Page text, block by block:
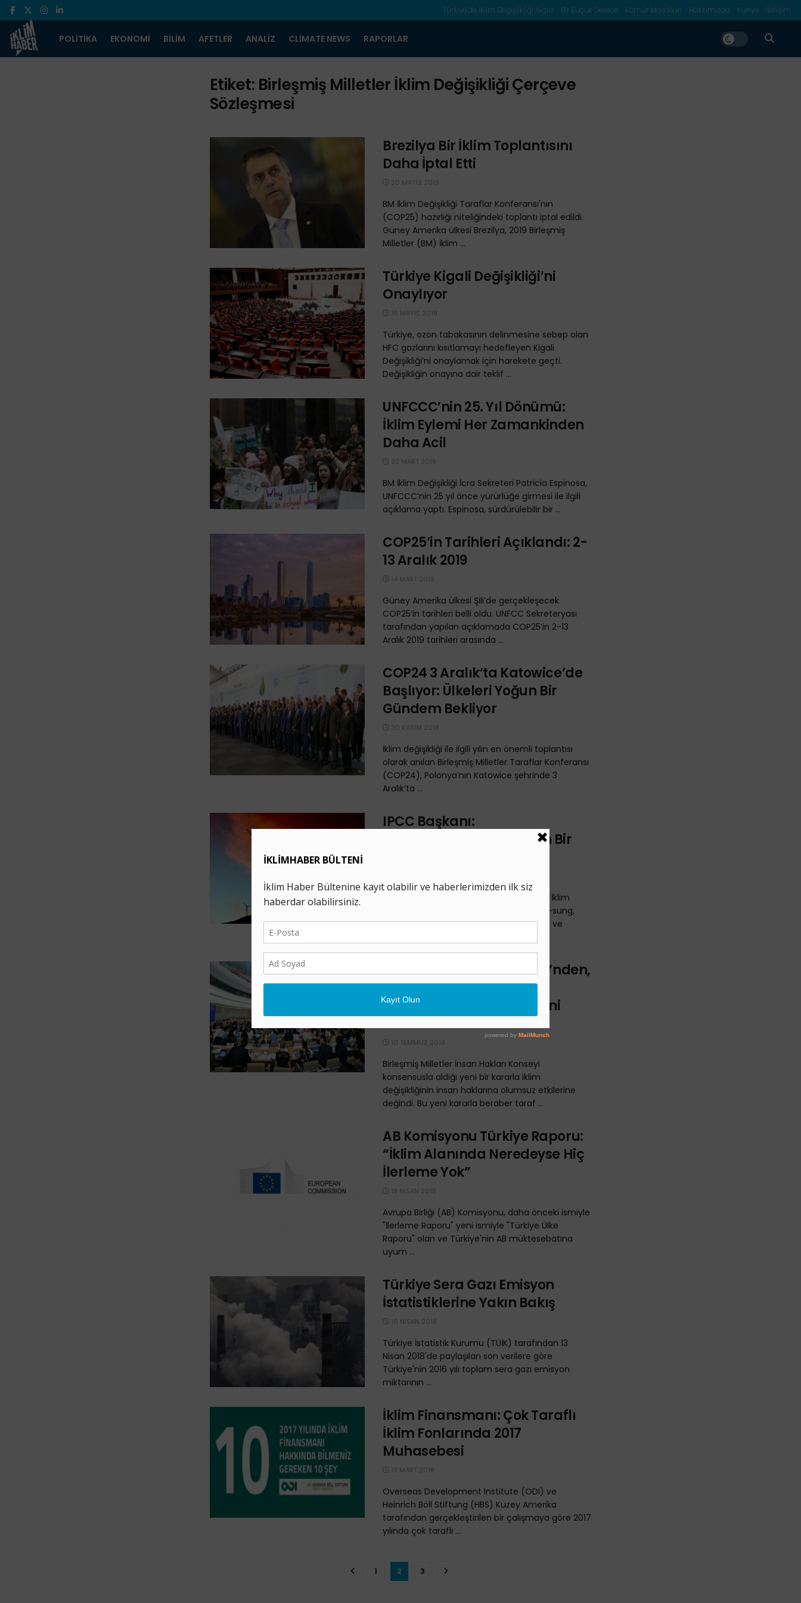
Türkiye’de İklim Değişlikliği Algısı Bir Buçuk Derece Kömür Masalları Hakkımızda Künye İletişim
POLITIKA EKONOMI BILIM AFETLER ANALIZ CLIMATE NEWS RAPORLAR
Etiket: Birleşmiş Milletler İklim Değişikliği Çerçeve
Sözleşmesi
Brezilya Bir İklim Toplantısını
Daha İptal Etti
20 MAYIS 2019
BM İklim Değişikliği Taraflar Konferansı'nın
(COP25) hazırlığı niteliğindeki toplantı iptal edildi.
Güney Amerika ülkesi Brezilya, 2019 Birleşmiş
Milletler (BM) İklim ...
Türkiye Kigali Değişikliği’ni
Onaylıyor
16 MAYIS 2019
Türkiye, ozon tabakasının delinmesine sebep olan
HFC gazlarını kısıtlamayı hedefleyen Kigali
Değişikliği’ni onaylamak için harekete geçti.
Değişikliğin onayına dair teklif ...
UNFCCC’nin 25. Yıl Dönümü:
İklim Eylemi Her Zamankinden
Daha Acil
22 MART 2019
BM İklim Değişikliği İcra Sekreteri Patricia Espinosa,
UNFCCC’nin 25 yıl önce yürürlüğe girmesi ile ilgili
açıklama yaptı. Espinosa, sürdürülebilir bir ...
COP25’in Tarihleri Açıklandı: 2-
13 Aralık 2019
14 MART 2019
Güney Amerika ülkesi Şili’de gerçekleşecek
COP25’in tarihleri belli oldu. UNFCC Sekreteryası
tarafından yapılan açıklamada COP25’in 2-13
Aralık 2019 tarihleri arasında ...
COP24 3 Aralık’ta Katowice’de
Başlıyor: Ülkeleri Yoğun Bir
Gündem Bekliyor
30 KASIM 2018
İklim değişikliği ile ilgili yılın en önemli toplantısı
olarak anılan Birleşmiş Milletler Taraflar Konferansı
(COP24), Polonya’nın Katowice şehrinde 3
Aralık’ta ...
IPCC Başkanı:
“Karbonsuzlaşma Zengin Bir
Haber: Zeynep Balioğlu Hükümetler Arası İklim
Değişikliği Paneli (IPCC) Başkanı Lee Hoe-sung,
küresel ısınmanın etkilerini hafifletmenin ve
BM İnsan Hakları Konseyi’nden,
İklim Değişikliğinin İnsan
Hakları Boyutuna Dair Yeni
Karar
10 TEMMUZ 2018
Birleşmiş Milletler İnsan Hakları Konseyi
konsensusla aldığı yeni bir kararla iklim
değişikliğinin insan haklarına olumsuz etkilerine
değindi. Bu yeni kararla beraber taraf ...
AB Komisyonu Türkiye Raporu:
“İklim Alanında Neredeyse Hiç
İlerleme Yok”
18 NISAN 2018
Avrupa Birliği (AB) Komisyonu, daha önceki ismiyle
"İlerleme Raporu" yeni ismiyle "Türkiye Ülke
Raporu" olan ve Türkiye'nin AB müktesebatına
uyum ...
Türkiye Sera Gazı Emisyon
İstatistiklerine Yakın Bakış
16 NISAN 2018
Türkiye İstatistik Kurumu (TÜİK) tarafından 13
Nisan 2018'de paylaşılan son verilere göre
Türkiye'nin 2016 yılı toplam sera gazı emisyon
miktarının ...
İklim Finansmanı: Çok Taraflı
İklim Fonlarında 2017
Muhasebesi
13 MART 2018
Overseas Development Institute (ODI) ve
Heinrich Böll Stiftung (HBS) Kuzey Amerika
tarafından gerçekleştirilen bir çalışmaya göre 2017
yılında çok taraflı ...
1 2 3